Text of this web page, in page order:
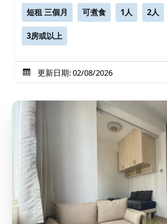
短租 三個月 可煮食 1人 2人
3房或以上
更新日期: 02/08/2026